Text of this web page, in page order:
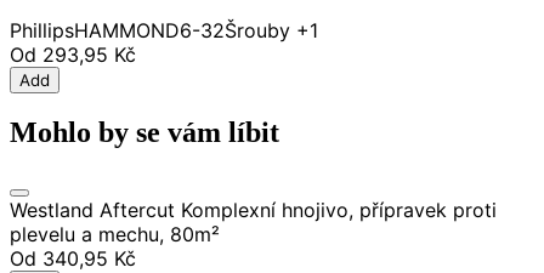
PhillipsHAMMOND6-32Šrouby +1
Od 293,95 Kč
Add
Mohlo by se vám líbit
Westland Aftercut Komplexní hnojivo, přípravek proti
plevelu a mechu, 80m²
Od 340,95 Kč